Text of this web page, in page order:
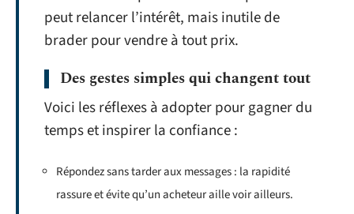
peut relancer l’intérêt, mais inutile de
brader pour vendre à tout prix.
Des gestes simples qui changent tout
Voici les réflexes à adopter pour gagner du
temps et inspirer la confiance :
Répondez sans tarder aux messages : la rapidité
rassure et évite qu’un acheteur aille voir ailleurs.